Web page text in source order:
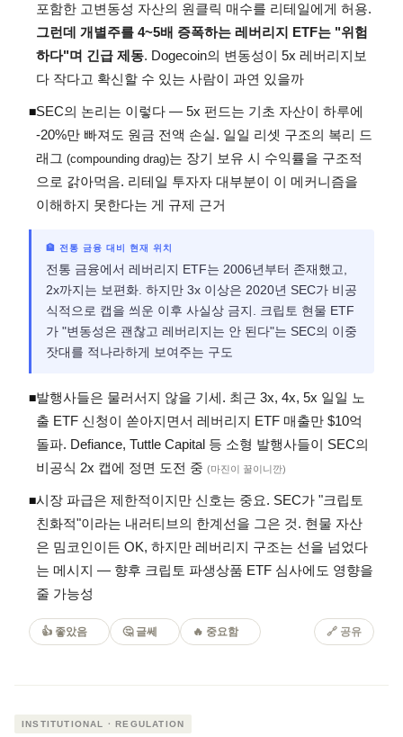
포함한 고변동성 자산의 원클릭 매수를 리테일에게 허용.
그런데 개별주를 4~5배 증폭하는 레버리지 ETF는 "위험
하다"며 긴급 제동. Dogecoin의 변동성이 5x 레버리지보
다 작다고 확신할 수 있는 사람이 과연 있을까
◾SEC의 논리는 이렇다 — 5x 펀드는 기초 자산이 하루에
-20%만 빠져도 원금 전액 손실. 일일 리셋 구조의 복리 드
래그 (compounding drag)는 장기 보유 시 수익률을 구조적
으로 갉아먹음. 리테일 투자자 대부분이 이 메커니즘을
이해하지 못한다는 게 규제 근거
🏦 전통 금융 대비 현재 위치
전통 금융에서 레버리지 ETF는 2006년부터 존재했고,
2x까지는 보편화. 하지만 3x 이상은 2020년 SEC가 비공
식적으로 캡을 씌운 이후 사실상 금지. 크립토 현물 ETF
가 "변동성은 괜찮고 레버리지는 안 된다"는 SEC의 이중
잣대를 적나라하게 보여주는 구도
◾발행사들은 물러서지 않을 기세. 최근 3x, 4x, 5x 일일 노
출 ETF 신청이 쏟아지면서 레버리지 ETF 매출만 $10억
돌파. Defiance, Tuttle Capital 등 소형 발행사들이 SEC의
비공식 2x 캡에 정면 도전 중 (마진이 꿀이니깐)
◾시장 파급은 제한적이지만 신호는 중요. SEC가 "크립토
친화적"이라는 내러티브의 한계선을 그은 것. 현물 자산
은 밈코인이든 OK, 하지만 레버리지 구조는 선을 넘었다
는 메시지 — 향후 크립토 파생상품 ETF 심사에도 영향을
줄 가능성
👍 좋았음 🤔 글쎄 🔥 중요함 🔗 공유
INSTITUTIONAL · REGULATION